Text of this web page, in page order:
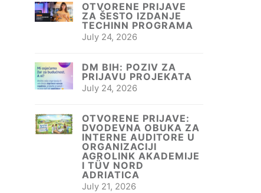
OTVORENE PRIJAVE
ZA ŠESTO IZDANJE
TECHINN PROGRAMA
July 24, 2026
DM BIH: POZIV ZA
PRIJAVU PROJEKATA
July 24, 2026
OTVORENE PRIJAVE:
DVODEVNA OBUKA ZA
INTERNE AUDITORE U
ORGANIZACIJI
AGROLINK AKADEMIJE
I TÜV NORD
ADRIATICA
July 21, 2026